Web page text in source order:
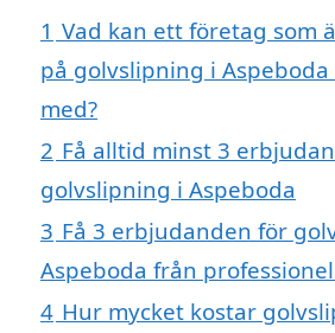
1 Vad kan ett företag som
på golvslipning i
med?
2 Få alltid minst 3
golvslipning i Aspeboda
3 Få 3 erbjudanden för
Aspeboda från
4 Hur mycket kostar